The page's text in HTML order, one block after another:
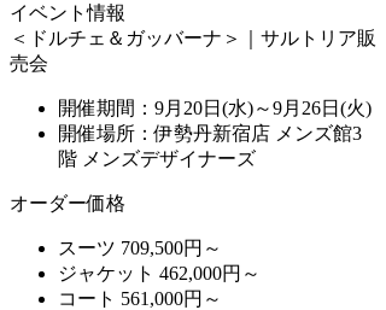
イベント情報
＜ドルチェ＆ガッバーナ＞｜サルトリア販
売会
開催期間：9月20日(水)～9月26日(火)
開催場所：伊勢丹新宿店 メンズ館3
階 メンズデザイナーズ
オーダー価格
スーツ 709,500円～
ジャケット 462,000円～
コート 561,000円～